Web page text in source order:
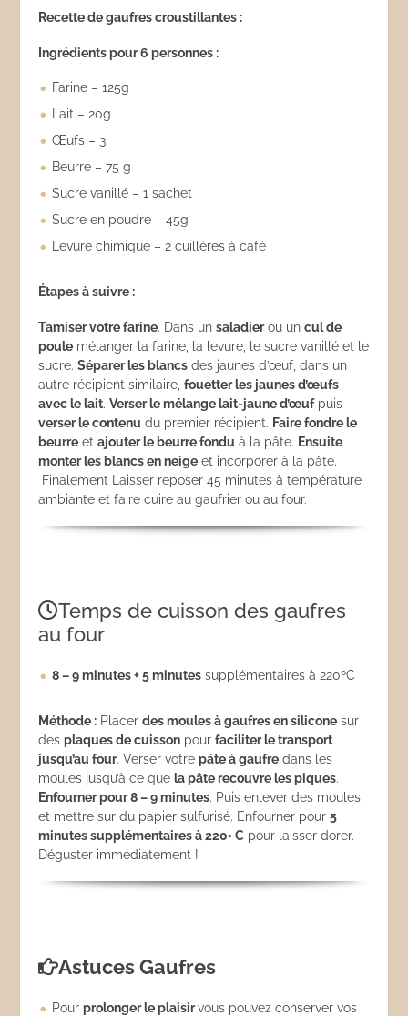
Recette de gaufres croustillantes :
Ingrédients pour 6 personnes :
Farine – 125g
Lait – 20g
Œufs – 3
Beurre – 75 g
Sucre vanillé – 1 sachet
Sucre en poudre – 45g
Levure chimique – 2 cuillères à café
Étapes à suivre :
Tamiser votre farine. Dans unsaladierou uncul de
poule mélanger la farine, la levure, le sucre vanillé et le
sucre.Séparer les blancs des jaunes d’œuf, dans un
autre récipient similaire,fouetter les jaunes d’œufs
avec le lait.Verser le mélange lait-jaune d’œufpuis
verser le contenu du premier récipient. Faire fondre le
beurre etajouter le beurre fondu à la pâte. Ensuite
monter les blancs en neige et incorporer à la pâte.
Finalement Laisser reposer 45 minutes à température
ambiante et faire cuire au gaufrier ou au four.
Temps de cuisson des gaufres
au four
8 – 9 minutes + 5 minutes supplémentaires à 220ºC
Méthode : Placerdes moules à gaufres en silicone sur
desplaques de cuisson pourfaciliter le transport
jusqu’au four. Verser votrepâte à gaufre dans les
moules jusqu’à ce que la pâte recouvre les piques.
Enfourner pour 8 – 9 minutes. Puis enlever des moules
et mettre sur du papier sulfurisé. Enfourner pour5
minutes supplémentaires à 220◦ C pour laisser dorer.
Déguster immédiatement !
Astuces Gaufres
Pourprolonger le plaisirvous pouvez conserver vos